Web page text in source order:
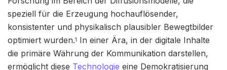
speziell für die Erzeugung hochauflösender,
konsistenter und physikalisch plausibler Bewegtbilder
optimiert wurden.1 In einer Ära, in der digitale Inhalte
die primäre Währung der Kommunikation darstellen,
ermöglicht diese Technologie eine Demokratisierung